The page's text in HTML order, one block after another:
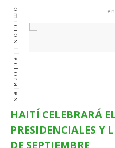
Comicios Electorales
HAITÍ CELEBRARÁ
PRESIDENCIALES Y
DE SEPTIEMBRE